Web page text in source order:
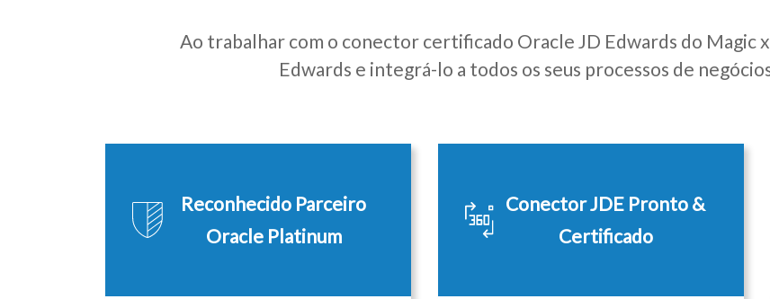
Ao trabalhar com o conector certificado Oracle JD Edwards do Magic
Edwards e integrá-lo a todos os seus processos de
Reconhecido Parceiro
Oracle Platinum
Conector JDE Pronto &
Certificado